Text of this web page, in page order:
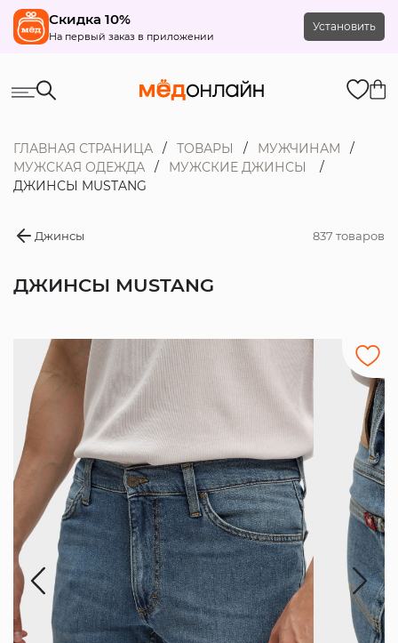
Скидка 10%
На первый заказ в приложении
Установить
ГЛАВНАЯ СТРАНИЦА ТОВАРЫ
МУЖЧИНАМ
МУЖСКАЯ ОДЕЖДА
МУЖСКИЕ ДЖИНСЫ
ДЖИНСЫ MUSTANG
Джинсы 837 товаров
ДЖИНСЫ MUSTANG